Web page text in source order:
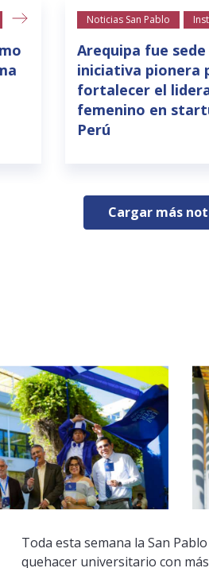
Noticias San Pablo
Arequipa fue sede
iniciativa pionera
fortalecer el
femenino en
Perú
Cargar más
Toda esta semana la San
quehacer universitario con